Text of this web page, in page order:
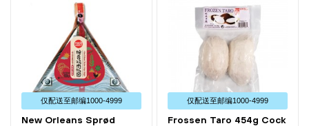
仅配送⾄邮编1000-4999
New Orleans Sprød
仅配送⾄邮编1000-4999
Frossen Taro 454g Cock